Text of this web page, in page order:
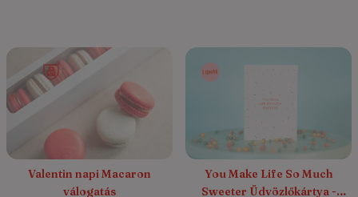
Valentin napi Macaron
válogatás
You Make Life So Much
Sweeter Üdvözlőkártya -